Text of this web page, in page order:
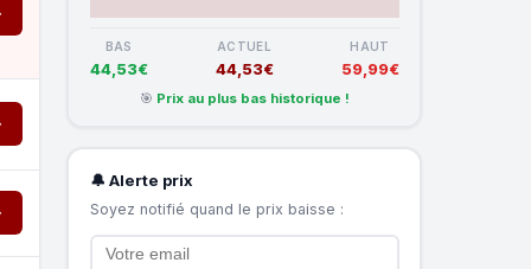
BAS
44,53€
ACTUEL
44,53€
HAUT
59,99€
🎯 Prix au plus bas historique !
🔔 Alerte prix
Soyez notifié quand le prix baisse :